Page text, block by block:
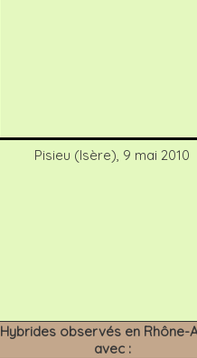
Pisieu (Isère), 9 mai 2010
Hybrides observés en Rhône-
avec :